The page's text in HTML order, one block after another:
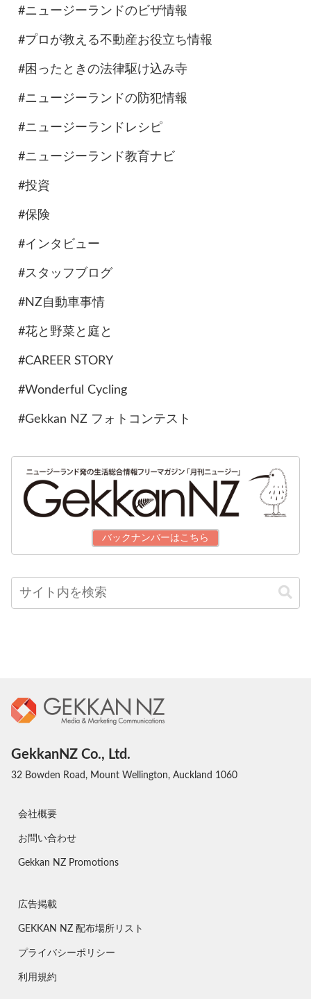
#ニュージーランドのビザ情報
#プロが教える不動産お役立ち情報
#困ったときの法律駆け込み寺
#ニュージーランドの防犯情報
#ニュージーランドレシピ
#ニュージーランド教育ナビ
#投資
#保険
#インタビュー
#スタッフブログ
#NZ自動車事情
#花と野菜と庭と
#CAREER STORY
#Wonderful Cycling
#Gekkan NZ フォトコンテスト
バックナンバーはこちら
GekkanNZ Co., Ltd.
32 Bowden Road, Mount Wellington, Auckland 1060
会社概要
お問い合わせ
Gekkan NZ Promotions
広告掲載
GEKKAN NZ 配布場所リスト
プライバシーポリシー
利用規約